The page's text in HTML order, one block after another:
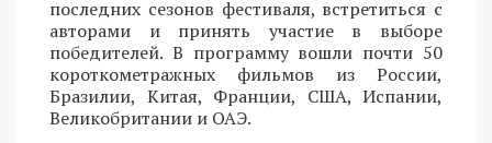
последних сезонов фестиваля, встретиться с
авторами и принять участие в выборе
победителей. В программу вошли почти 50
короткометражных фильмов из России,
Бразилии, Китая, Франции, США, Испании,
Великобритании и ОАЭ.